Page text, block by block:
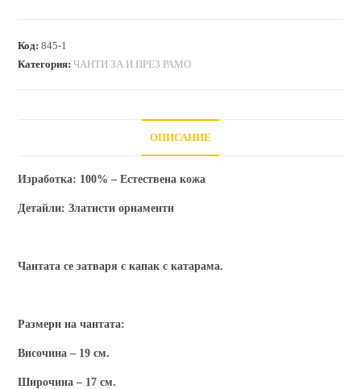
Код:845-1
Категория:ЧАНТИ ЗА И ПРЕЗ РАМО
ОПИСАНИЕ
Изработка: 100% – Естествена кожа
Детайли: Златисти орнаменти
Чантата се затваря с капак с катарама.
Размери на чантата:
Височина – 19 см.
Широчина – 17 см.